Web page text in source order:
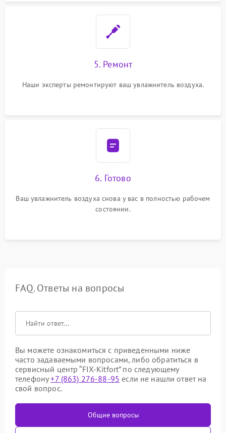
5. Ремонт
Наши эксперты ремонтируют ваш увлажнитель воздуха.
6. Готово
Ваш увлажнитель воздуха снова у вас в полностью рабочем
состоянии.
FAQ. Ответы на вопросы
Вы можете ознакомиться с приведенными ниже
часто задаваемыми вопросами, либо обратиться в
сервисный центр “FIX-Kitfort” по следующему
телефону+7 (863) 276-88-95 если не нашли ответ на
свой вопрос.
Общие вопросы